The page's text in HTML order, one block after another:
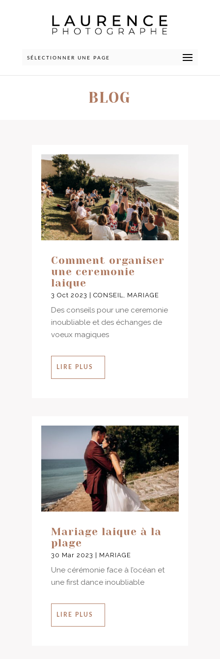
SÉLECTIONNER UNE PAGE
BLOG
Comment organiser
une ceremonie
laique
3 Oct 2023 CONSEIL, MARIAGE
Des conseils pour une ceremonie
inoubliable et des échanges de
voeux magiques
LIRE PLUS
Mariage laique à la
plage
30 Mar 2023 MARIAGE
Une cérémonie face à l’océan et
une first dance inoubliable
LIRE PLUS